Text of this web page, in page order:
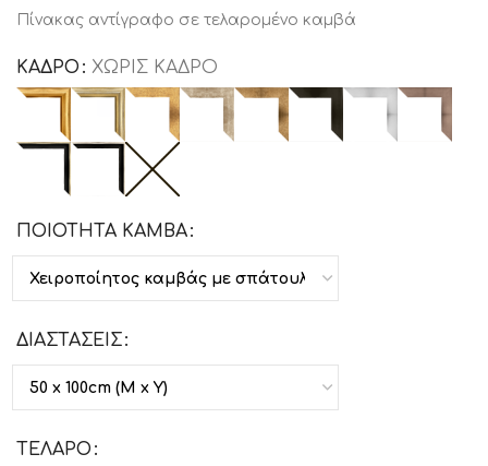
Πίνακας αντίγραφο σε τελαρομένο καμβά
ΚΑΔΡΟ ΧΩΡΙΣ ΚΑΔΡΟ
ΠΟΙΟΤΗΤΑ ΚΑΜΒΑ
ΔΙΑΣΤΑΣΕΙΣ
ΤΕΛΑΡΟ